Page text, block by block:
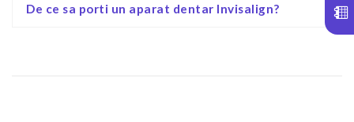
De ce sa porti un aparat dentar Invisalign?